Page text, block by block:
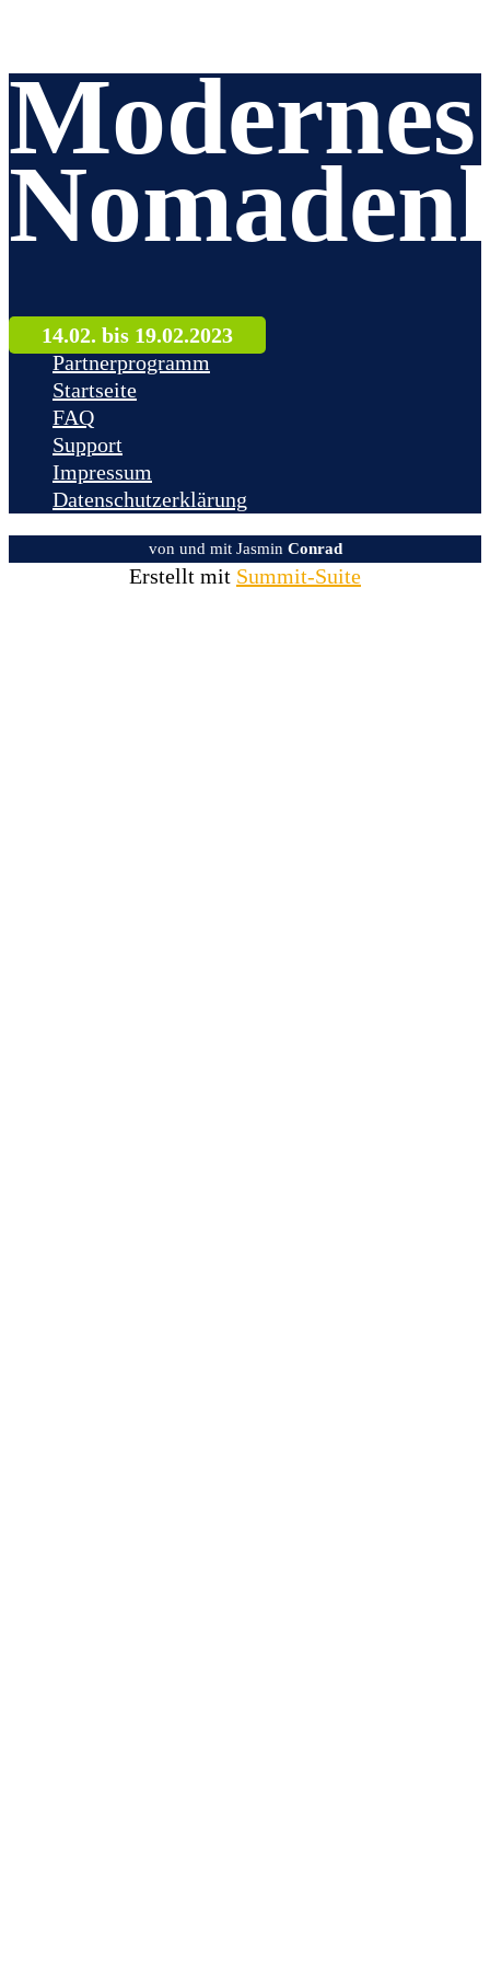
Modernes
14.02. bis 19.02.2023
Partnerprogramm
Startseite
FAQ
Support
Impressum
Datenschutzerklärung
von und mit Jasmin Conrad
Erstellt mit Summit-Suite